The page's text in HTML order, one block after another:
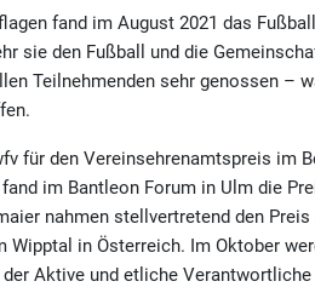
fand im August 2021 das
sie den Fußball und die
Teilnehmenden sehr genossen –
für den Vereinsehrenamtspreis im
im Bantleon Forum in Ulm die
nahmen stellvertretend den Preis
Wipptal in Österreich. Im Oktober
Aktive und etliche